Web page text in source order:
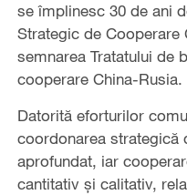
se împlinesc 30 de ani
Strategic de Cooperare
semnarea Tratatului de
cooperare China-Rusia.
Datorită eforturilor
coordonarea strategică
aprofundat, iar
cantitativ și calitativ,